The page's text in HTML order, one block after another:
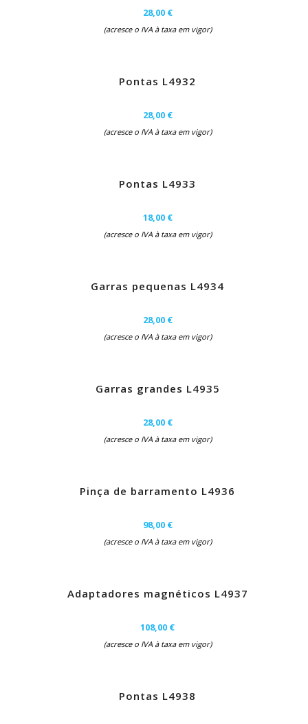
28,00 €
(acresce o IVA à taxa em vigor)
Pontas L4932
28,00 €
(acresce o IVA à taxa em vigor)
Pontas L4933
18,00 €
(acresce o IVA à taxa em vigor)
Garras pequenas L4934
28,00 €
(acresce o IVA à taxa em vigor)
Garras grandes L4935
28,00 €
(acresce o IVA à taxa em vigor)
Pinça de barramento L4936
98,00 €
(acresce o IVA à taxa em vigor)
Adaptadores magnéticos L4937
108,00 €
(acresce o IVA à taxa em vigor)
Pontas L4938